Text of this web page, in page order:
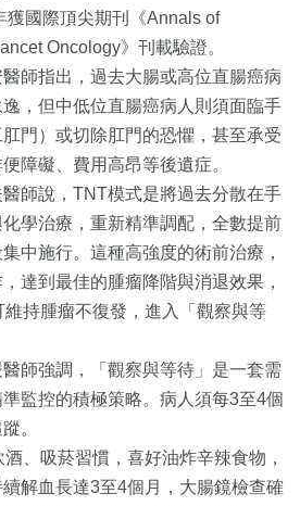
國際頂尖期刊《Annals of
Oncology》刊載驗證。
師指出，過去大腸或高位直腸癌病
，但中低位直腸癌病人則須面臨手
門）或切除肛門的恐懼，甚至承受
障礙、費用高昂等後遺症。
師說，TNT模式是將過去分散在手
學治療，重新精準調配，全數提前
中施行。這種高強度的術前治療，
達到最佳的腫瘤降階與消退效果，
持腫瘤不復發，進入「觀察與等
師強調，「觀察與等待」是一套需
監控的積極策略。病人須每3至4個
。
、吸菸習慣，喜好油炸辛辣食物，
解血長達3至4個月，大腸鏡檢查確